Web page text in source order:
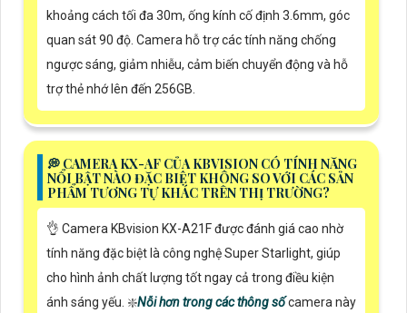
khoảng cách tối đa 30m, ống kính cố định 3.6mm, góc
quan sát 90 độ. Camera hỗ trợ các tính năng chống
ngược sáng, giảm nhiễu, cảm biến chuyển động và hỗ
trợ thẻ nhớ lên đến 256GB.
️💭 CAMERA KX-AF CỦA KBVISION CÓ TÍNH NĂNG
NỔI BẬT NÀO ĐẶC BIỆT KHÔNG SO VỚI CÁC SẢN
PHẨM TƯƠNG TỰ KHÁC TRÊN THỊ TRƯỜNG?
👌 Camera KBvision KX-A21F được đánh giá cao nhờ
tính năng đặc biệt là công nghệ Super Starlight, giúp
cho hình ảnh chất lượng tốt ngay cả trong điều kiện
ánh sáng yếu. ❇️Nỗi hơn trong các thông sốcamera này